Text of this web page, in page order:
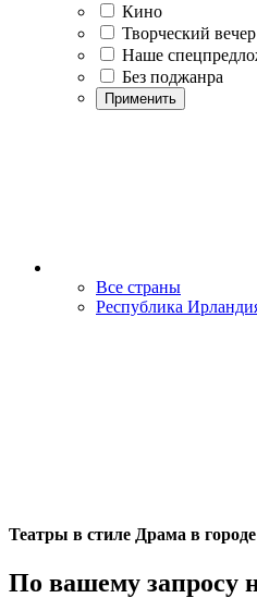
Кино
Творческий вечер
Наше
Без поджанра
Применить
Все страны
Республика
Театры в стиле Драма в
По вашему запросу